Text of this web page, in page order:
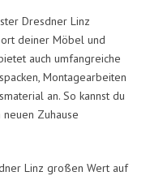
Dresdner Linz
deiner Möbel und
auch umfangreiche
Montagearbeiten
an. So kannst du
Zuhause
Linz großen Wert auf